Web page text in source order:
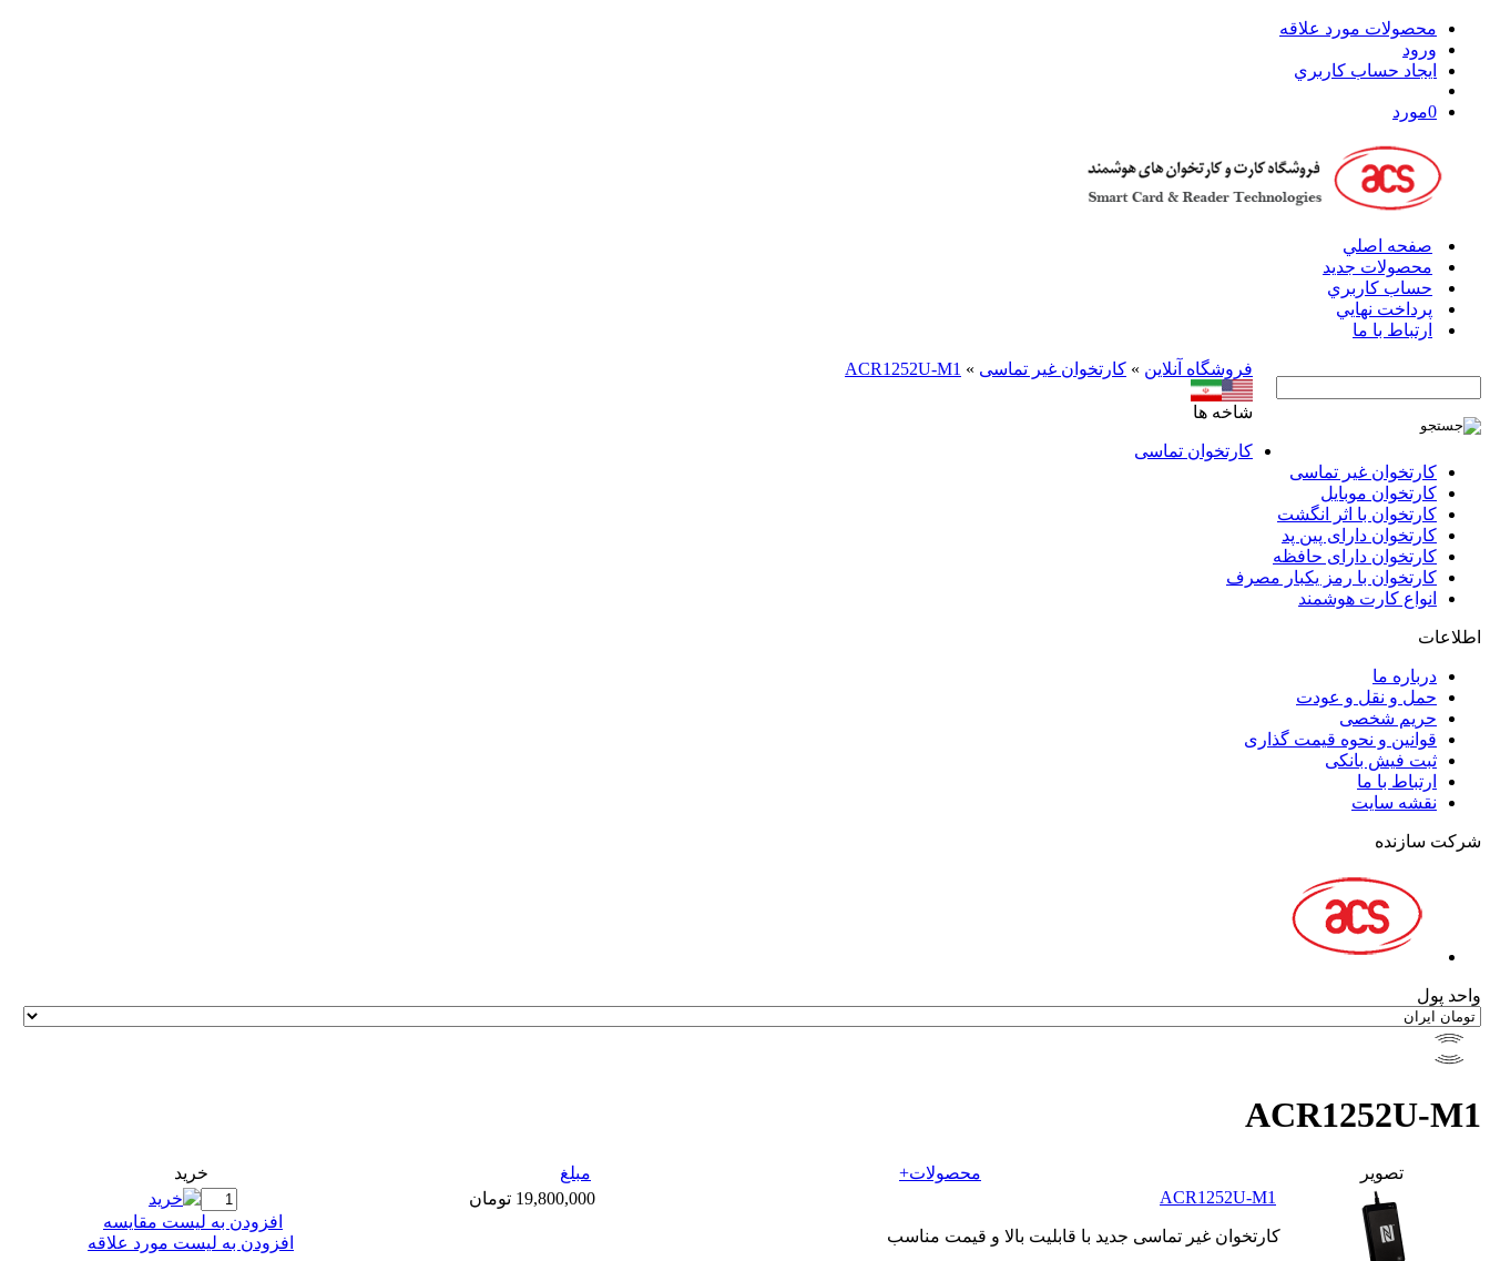
محصولات مورد علاقه
ورود
ايجاد حساب کاربري
0مورد
صفحه اصلي
محصولات جدید
حساب کاربري
پرداخت نهايي
ارتباط با ما
فروشگاه آنلاين » کارتخوان‌ غیر تماسی »
ACR1252U-M1
شاخه ها
کارتخوان‌ تماسی
کارتخوان‌ غیر تماسی
کارتخوان موبایل
کارتخوان با اثر انگشت
کارتخوان دارای پین پد
کارتخوان دارای حافظه
کارتخوان با رمز یکبار مصرف
انواع کارت هوشمند
اطلاعات
درباره ما
حمل و نقل و عودت
حریم شخصی
قوانین و نحوه قیمت گذاری
ثبت فیش بانکی
ارتباط با ما
نقشه سايت
شرکت سازنده
واحد پول
ACR1252U-M1
تصوير محصولات+ مبلغ
خريد
ACR1252U-M1
کارتخوان غیر تماسی جدید با قابلیت بالا و قیمت مناسب
19,800,000 تومان
افزودن به ليست مقايسه
افزودن به لیست مورد علاقه